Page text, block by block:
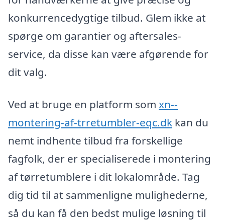
konkurrencedygtige tilbud. Glem ikke at
spørge om garantier og aftersales-
service, da disse kan være afgørende for
dit valg.
Ved at bruge en platform som xn--
montering-af-trretumbler-eqc.dk kan du
nemt indhente tilbud fra forskellige
fagfolk, der er specialiserede i montering
af tørretumblere i dit lokalområde. Tag
dig tid til at sammenligne mulighederne,
så du kan få den bedst mulige løsning til